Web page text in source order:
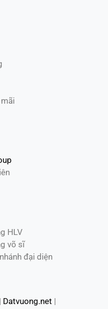
HLV
võ sĩ
đại diện
| Datvuong.net |